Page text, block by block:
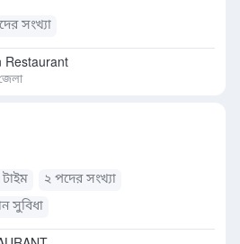
সংখ্যা
Restaurant
২ পদের সংখ্যা
সুবিধা